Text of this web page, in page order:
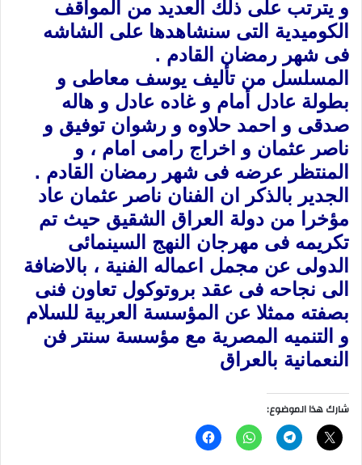
و يترتب على ذلك العديد من المواقف
الكوميدية التى سنشاهدها على الشاشه
فى شهر رمضان القادم .
المسلسل من تأليف يوسف معاطى و
بطولة عادل أمام و غاده عادل و هاله
صدقى و احمد حلاوه و رشوان توفيق و
ناصر عثمان و اخراج رامى امام ، و
المنتظر عرضه فى شهر رمضان القادم .
الجدير بالذكر ان الفنان ناصر عثمان عاد
مؤخرا من دولة العراق الشقيق حيث تم
تكريمه فى مهرجان النهج السينمائى
الدولى عن مجمل اعماله الفنية ، بالاضافة
الى نجاحه فى عقد بروتوكول تعاون فنى
بصفته ممثلا عن المؤسسة العربية للسلام
و التنميه المصرية مع مؤسسة سنتر فن
النعمانية بالعراق
شارك هذا الموضوع: